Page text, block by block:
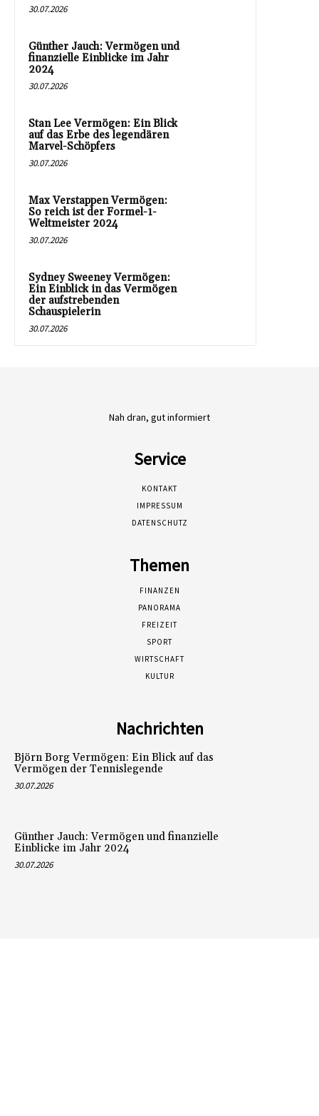
30.07.2026
Günther Jauch: Vermögen und
finanzielle Einblicke im Jahr
2024
30.07.2026
Stan Lee Vermögen: Ein Blick
auf das Erbe des legendären
Marvel-Schöpfers
30.07.2026
Max Verstappen Vermögen:
So reich ist der Formel-1-
Weltmeister 2024
30.07.2026
Sydney Sweeney Vermögen:
Ein Einblick in das Vermögen
der aufstrebenden
Schauspielerin
30.07.2026
Nah dran, gut informiert
Service
KONTAKT
IMPRESSUM
DATENSCHUTZ
Themen
FINANZEN
PANORAMA
FREIZEIT
SPORT
WIRTSCHAFT
KULTUR
Nachrichten
Björn Borg Vermögen: Ein Blick auf das
Vermögen der Tennislegende
30.07.2026
Günther Jauch: Vermögen und finanzielle
Einblicke im Jahr 2024
30.07.2026